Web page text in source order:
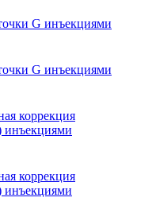
G инъекциями
G инъекциями
коррекция
инъекциями
коррекция
инъекциями